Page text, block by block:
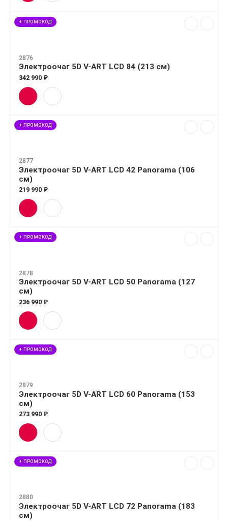
+ ПРОМОКОД
2876
Электроочаг 5D V-ART LCD 84 (213 см)
342 990 ₽
+ ПРОМОКОД
2877
Электроочаг 5D V-ART LCD 42 Panorama (106
см)
219 990 ₽
+ ПРОМОКОД
2878
Электроочаг 5D V-ART LCD 50 Panorama (127
см)
236 990 ₽
+ ПРОМОКОД
2879
Электроочаг 5D V-ART LCD 60 Panorama (153
см)
273 990 ₽
+ ПРОМОКОД
2880
Электроочаг 5D V-ART LCD 72 Panorama (183
см)